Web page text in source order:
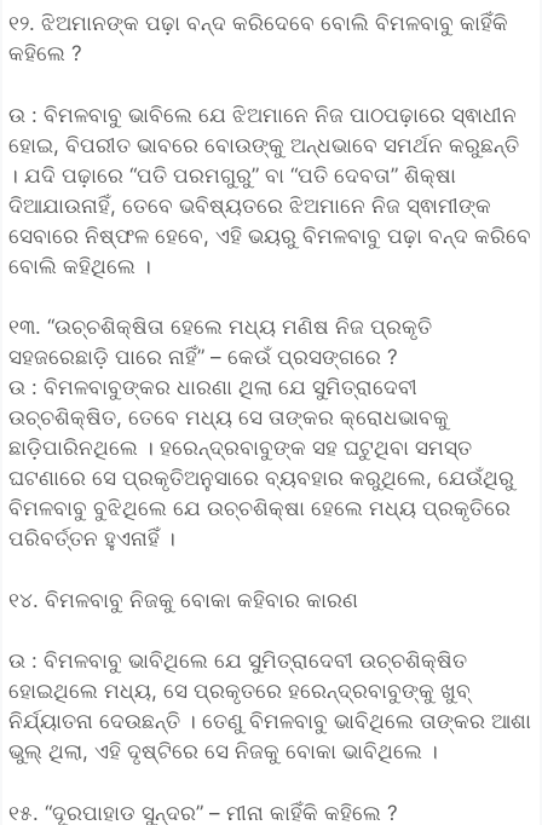
୧୨. ଝିଅମାନଙ୍କ ପଢ଼ା ବନ୍ଦ କରିଦେବେ ବୋଲି ବିମଳବାବୁ କାହିଁକି
କହିଲେ ?
ଉ : ବିମଳବାବୁ ଭାବିଲେ ଯେ ଝିଅମାନେ ନିଜ ପାଠପଢ଼ାରେ ସ୍ଵାଧୀନ
ହୋଇ, ବିପରୀତ ଭାବରେ ବୋଉଙ୍କୁ ଅନ୍ଧଭାବେ ସମର୍ଥନ କରୁଛନ୍ତି
। ଯଦି ପଢ଼ାରେ “ପତି ପରମଗୁରୁ” ବା “ପତି ଦେବତା” ଶିକ୍ଷା
ଦିଆଯାଉନାହିଁ, ତେବେ ଭବିଷ୍ୟତରେ ଝିଅମାନେ ନିଜ ସ୍ଵାମୀଙ୍କ
ସେବାରେ ନିଷ୍ଫଳ ହେବେ, ଏହି ଭୟରୁ ବିମଳବାବୁ ପଢ଼ା ବନ୍ଦ କରିବେ
ବୋଲି କହିଥିଲେ ।
୧୩. ‘‘ଉଚ୍ଚଶିକ୍ଷିତା ହେଲେ ମଧ୍ୟ ମଣିଷ ନିଜ ପ୍ରକୃତି
ସହଜରେଛାଡ଼ି ପାରେ ନାହିଁ” – କେଉଁ ପ୍ରସଙ୍ଗରେ ?
ଉ : ବିମଳବାବୁଙ୍କର ଧାରଣା ଥିଲା ଯେ ସୁମିତ୍ରାଦେବୀ
ଉଚ୍ଚଶିକ୍ଷିତ, ତେବେ ମଧ୍ୟ ସେ ତାଙ୍କର କ୍ରୋଧଭାବକୁ
ଛାଡ଼ିପାରିନଥିଲେ । ହରେନ୍ଦ୍ରବାବୁଙ୍କ ସହ ଘଟୁଥିବା ସମସ୍ତ
ଘଟଣାରେ ସେ ପ୍ରକୃତିଅନୁସାରେ ବ୍ୟବହାର କରୁଥିଲେ, ଯେଉଁଥିରୁ
ବିମଳବାବୁ ବୁଝିଥିଲେ ଯେ ଉଚ୍ଚଶିକ୍ଷା ହେଲେ ମଧ୍ୟ ପ୍ରକୃତିରେ
ପରିବର୍ତ୍ତନ ହୁଏନାହିଁ ।
୧୪. ବିମଳବାବୁ ନିଜକୁ ବୋକା କହିବାର କାରଣ
ଉ : ବିମଳବାବୁ ଭାବିଥିଲେ ଯେ ସୁମିତ୍ରାଦେବୀ ଉଚ୍ଚଶିକ୍ଷିତ
ହୋଇଥିଲେ ମଧ୍ୟ, ସେ ପ୍ରକୃତରେ ହରେନ୍ଦ୍ରବାବୁଙ୍କୁ ଖୁବ୍
ନିର୍ଯ୍ୟାତନା ଦେଉଛନ୍ତି । ତେଣୁ ବିମଳବାବୁ ଭାବିଥିଲେ ତାଙ୍କର ଆଶା
ଭୁଲ୍ ଥିଲା, ଏହି ଦୃଷ୍ଟିରେ ସେ ନିଜକୁ ବୋକା ଭାବିଥିଲେ ।
୧୫. “ଦୂରପାହାଡ ସୁନ୍ଦର” – ମୀନା କାହିଁକି କହିଲେ ?